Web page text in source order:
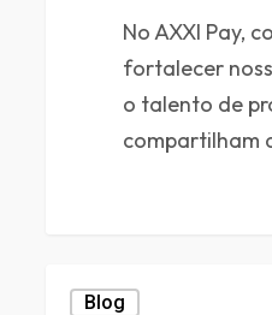
No AXXI Pay,
fortalecer
o talento de
compartilham
Blog